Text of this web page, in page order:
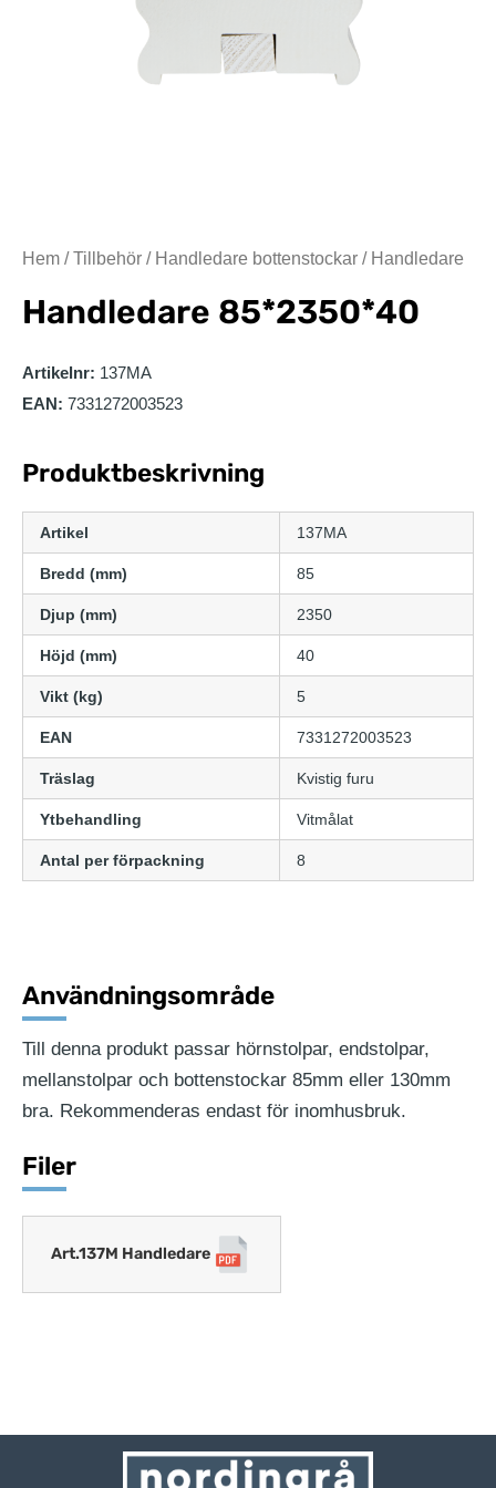
Hem /Tillbehör / Handledare bottenstockar / Handledare
Handledare 85*2350*40
Artikelnr: 137MA
EAN: 7331272003523
Produktbeskrivning
Artikel 137MA
Bredd (mm) 85
Djup (mm) 2350
Höjd (mm) 40
Vikt (kg) 5
EAN 7331272003523
Träslag Kvistig furu
Ytbehandling Vitmålat
Antal per förpackning 8
Användningsområde
Till denna produkt passar hörnstolpar, endstolpar,
mellanstolpar och bottenstockar 85mm eller 130mm
bra. Rekommenderas endast för inomhusbruk.
Filer
Art.137M Handledare